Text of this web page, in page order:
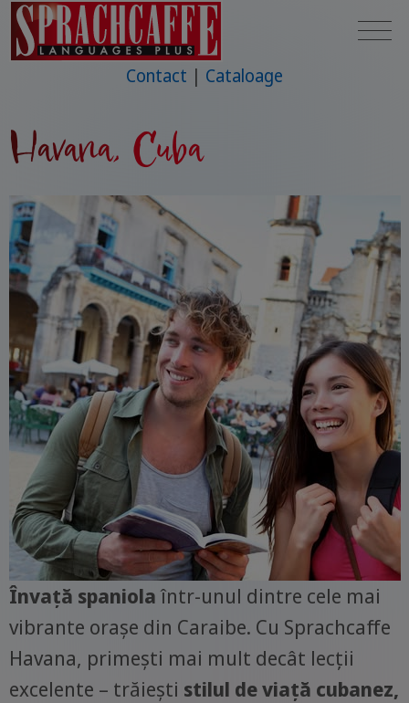
Contact Cataloage
Havana, Cuba
Învață spaniola într-unul dintre cele mai
vibrante orașe din Caraibe. Cu Sprachcaffe
Havana, primești mai mult decât lecții
excelente – trăiești stilul de viață cubanez,